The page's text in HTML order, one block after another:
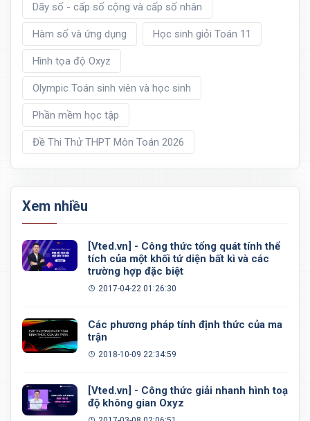
Dãy số - cấp số cộng và cấp số nhân
Hàm số và ứng dụng Học sinh giỏi Toán 11
Hình tọa độ Oxyz
Olympic Toán sinh viên và học sinh
Phần mềm học tập
Đề Thi Thử THPT Môn Toán 2026
Xem nhiều
[Vted.vn] - Công thức tổng quát tính thể
tích của một khối tứ diện bất kì và các
trường hợp đặc biệt
2017-04-22 01:26:30
Các phương pháp tính định thức của ma
trận
2018-10-09 22:34:59
[Vted.vn] - Công thức giải nhanh hình toạ
độ không gian Oxyz